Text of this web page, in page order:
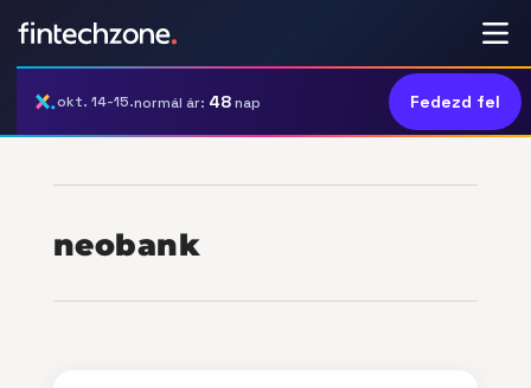
okt. 14-15.normál ár: 48nap Fedezd fel
neobank